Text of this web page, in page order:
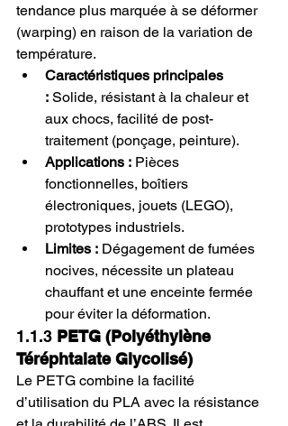
tendance plus marquée à se déformer
(warping) en raison de la variation de
température.
Caractéristiques principales
: Solide, résistant à la chaleur et
aux chocs, facilité de post-
traitement (ponçage, peinture).
Applications : Pièces
fonctionnelles, boîtiers
électroniques, jouets (LEGO),
prototypes industriels.
Limites : Dégagement de fumées
nocives, nécessite un plateau
chauffant et une enceinte fermée
pour éviter la déformation.
1.1.3 PETG (Polyéthylène
Téréphtalate Glycolisé)
Le PETG combine la facilité
d’utilisation du PLA avec la résistance